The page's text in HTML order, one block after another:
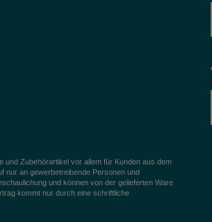
und Zubehörartikel vor allem für Kunden aus dem
nur an gewerbetreibende Personen und
und können von der gelieferten Ware
kommt nur durch eine schriftliche